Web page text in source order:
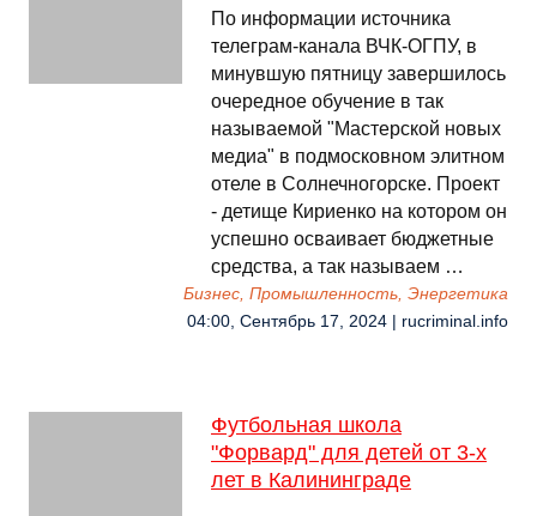
По информации источника
телеграм-канала ВЧК-ОГПУ, в
минувшую пятницу завершилось
очередное обучение в так
называемой "Мастерской новых
медиа" в подмосковном элитном
отеле в Солнечногорске. Проект
- детище Кириенко на котором он
успешно осваивает бюджетные
средства, а так называем …
Бизнес, Промышленность, Энергетика
04:00, Сентябрь 17, 2024 | rucriminal.info
Футбольная школа
"Форвард" для детей от 3-х
лет в Калининграде